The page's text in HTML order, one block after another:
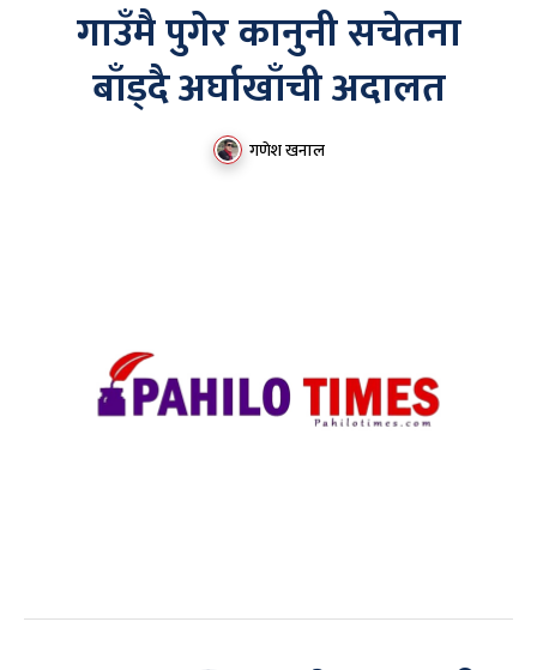
गाउँमै पुगेर कानुनी सचेतना
बाँड्दै अर्घाखाँची अदालत
गणेश खनाल